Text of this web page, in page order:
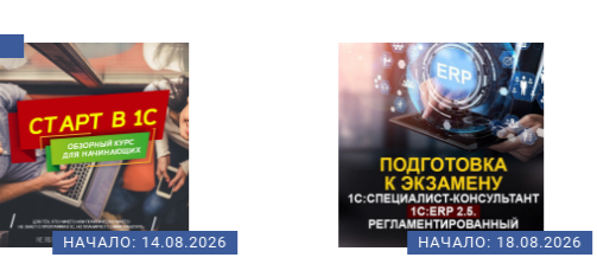
НАЧАЛО: 14.08.2026 НАЧАЛО: 18.08.2026